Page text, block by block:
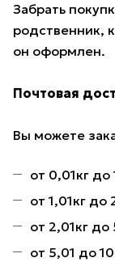
Забрать
родственник,
он оформлен.
Почтовая
Вы можете
от 0,01кг до
от 1,01кг до
от 2,01кг до
от 5,01 до